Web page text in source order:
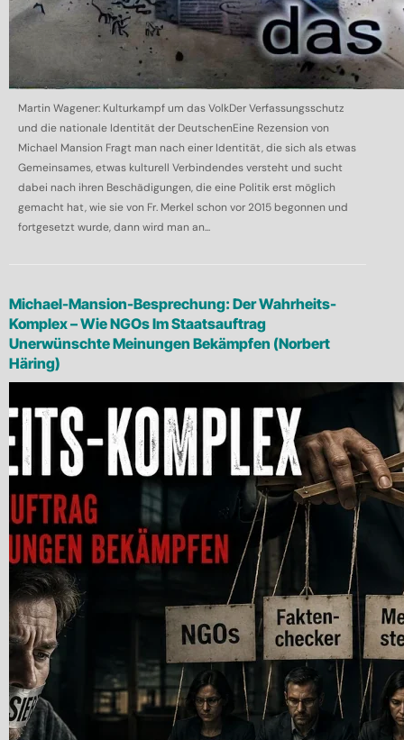
Martin Wagener: Kulturkampf um das VolkDer Verfassungsschutz
und die nationale Identität der DeutschenEine Rezension von
Michael Mansion Fragt man nach einer Identität, die sich als etwas
Gemeinsames, etwas kulturell Verbindendes versteht und sucht
dabei nach ihren Beschädigungen, die eine Politik erst möglich
gemacht hat, wie sie von Fr. Merkel schon vor 2015 begonnen und
fortgesetzt wurde, dann wird man an...
Michael-Mansion-Besprechung: Der Wahrheits-
Komplex – Wie NGOs Im Staatsauftrag
Unerwünschte Meinungen Bekämpfen (Norbert
Häring)